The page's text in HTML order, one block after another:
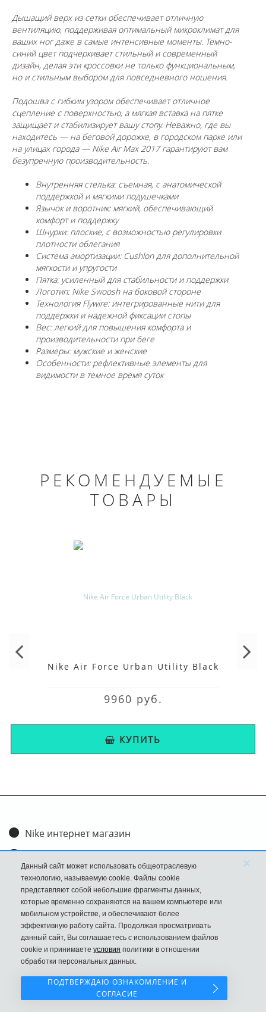
Дышащий верх из сетки обеспечивает отличную
вентиляцию, поддерживая оптимальный микроклимат для
ваших ног даже в самые интенсивные моменты. Темно-
синий цвет подчеркивает стильный и современный
дизайн, делая эти кроссовки не только функциональным,
но и стильным выбором для повседневного ношения.
Подошва с гибким узором обеспечивает отличное
сцепление с поверхностью, а мягкая вставка на пятке
защищает и стабилизирует вашу стопу. Неважно, где вы
находитесь — на беговой дорожке, в городском парке или
на улицах города — Nike Air Max 2017 гарантируют вам
безупречную производительность.
Внутренняя стелька: съемная, с анатомической
поддержкой и мягкими подушечками
Язычок и воротник: мягкий, обеспечивающий
комфорт и поддержку
Шнурки: плоские, с возможностью регулировки
плотности облегания
Система амортизации: Cushlon для дополнительной
мягкости и упругости
Пятка: усиленный для стабильности и поддержки
Логотип: Nike Swoosh на боковой стороне
Технология Flywire: интегрированные нити для
поддержки и надежной фиксации стопы
Вес: легкий для повышения комфорта и
производительности при беге
Размеры: мужские и женские
Особенности: рефлективные элементы для
видимости в темное время суток
РЕКОМЕНДУЕМЫЕ
ТОВАРЫ
Nike Air Force Urban Utility Black
9960 руб.
КУПИТЬ
Nike интернет магазин
Доставка и оплата
Обмен и возврат
Размеры
FAQ
Новости
Политика Конфиденциальности
Наш сайт НЕ является официальным сайтом Nike
Данный сайт может использовать общеотраслевую
технологию, называемую cookie. Файлы cookie
представляют собой небольшие фрагменты данных,
которые временно сохраняются на вашем компьютере или
мобильном устройстве, и обеспечивают более
эффективную работу сайта. Продолжая просматривать
данный сайт, Вы соглашаетесь с использованием файлов
cookie и принимаете условия политики в отношении
обработки персональных данных.
×
ПОДТВЕРЖДАЮ ОЗНАКОМЛЕНИЕ И
СОГЛАСИЕ